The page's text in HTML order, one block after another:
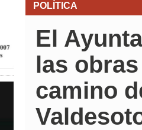
POLÍTICA
El
las
camino